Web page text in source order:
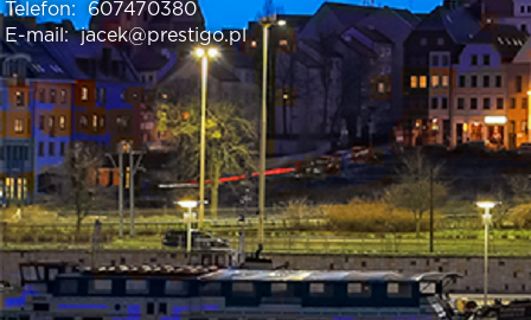
Telefon:
607470380
E-mail: jacek@prestigo.pl